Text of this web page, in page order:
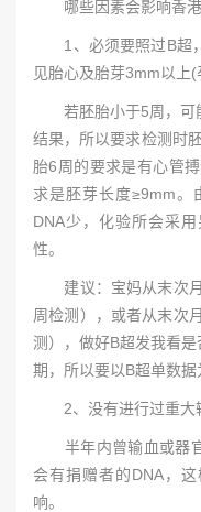
哪些因素会影响香港
1、必须要照过B超，
见胎心及胎芽3mm以上(
若胚胎小于5周，可
结果，所以要求检测时
胎6周的要求是有心管
求是胚芽长度≥9mm。
DNA少，化验所会采
性。
建议：宝妈从末次月
周检测），或者从末次
测），做好B超发我看
期，所以要以B超单数据
2、没有进行过重大输
半年内曾输血或器官
会有捐赠者的DNA，
响。